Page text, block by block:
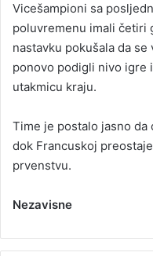
Vicešampioni sa
poluvremenu imali četiri
nastavku pokušala da
ponovo podigli nivo igre
utakmicu kraju.
Time je postalo jasno da
dok Francuskoj
prvenstvu.
Nezavisne